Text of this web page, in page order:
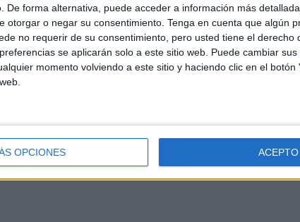
De forma alternativa, puede acceder a información más
otorgar o negar su consentimiento. Tenga en cuenta que algún
no requerir de su consentimiento, pero usted tiene el derecho
se aplicarán solo a este sitio web. Puede cambiar
momento volviendo a este sitio y haciendo clic en el botón
OPCIONES ACEPTO
las tardes, desde las cuatro hasta
centro ceutí solo hay que pasarse por Velarde, 32
o ponerse en contacto con su equipo a través de
(@happy_english_ceuta).